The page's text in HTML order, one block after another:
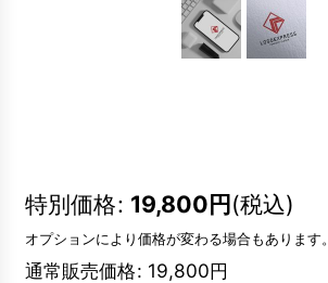
特別価格: 19,800円(税込)
オプションにより価格が変わる場合もあります。
通常販売価格: 19,800円